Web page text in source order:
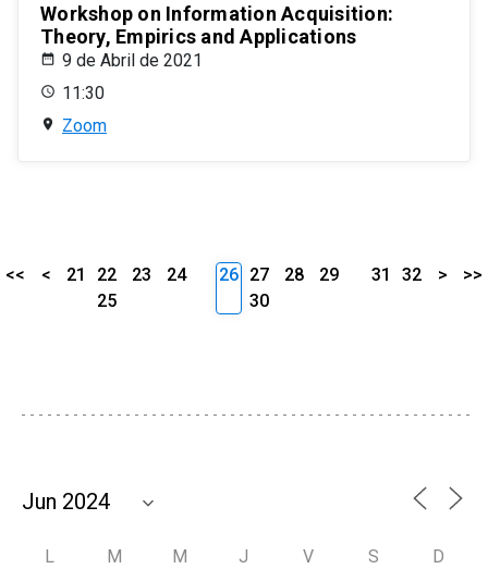
Workshop on Information Acquisition:
Theory, Empirics and Applications
9 de Abril de 2021
11:30
Zoom
<< < 21 22 23
24
25
26 27 28
29
30
31 32 > >>
L M M J V S D